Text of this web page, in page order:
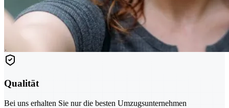
Qualität
Bei uns erhalten Sie nur die besten Umzugsunternehmen